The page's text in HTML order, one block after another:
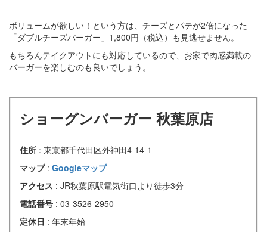
ボリュームが欲しい！という方は、チーズとパテが2倍になった
「ダブルチーズバーガー」1,800円（税込）も見逃せません。
もちろんテイクアウトにも対応しているので、お家で肉感満載の
バーガーを楽しむのも良いでしょう。
ショーグンバーガー 秋葉原店
住所 : 東京都千代田区外神田4-14-1
マップ : Googleマップ
アクセス : JR秋葉原駅電気街口より徒歩3分
電話番号 : 03-3526-2950
定休日 : 年末年始